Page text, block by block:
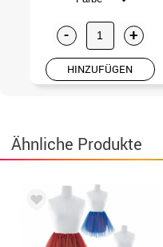
- +
HINZUFÜGEN
Ähnliche Produkte